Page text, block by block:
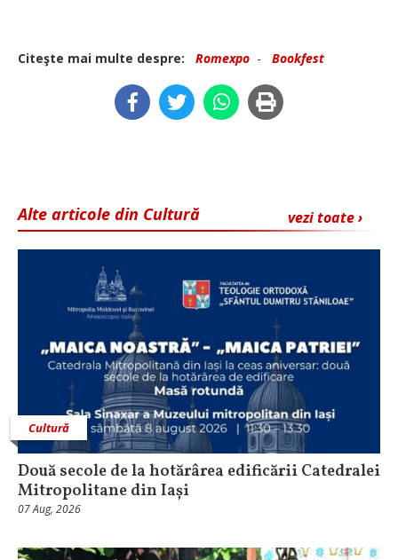
Citeşte mai multe despre: Romexpo - Bookfest
vezi toate ›
Alte articole din Cultură
Cultură
Două secole de la hotărârea edificării Catedralei
Mitropolitane din Iași
07 Aug, 2026